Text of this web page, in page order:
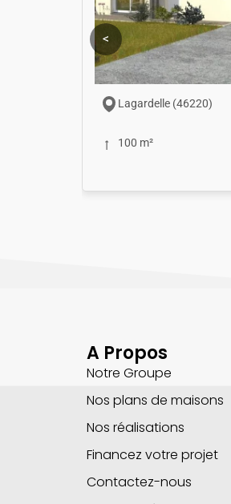
<
Lagardelle (46220)
100 m²
A Propos
Notre Groupe
Nos plans de maisons
Nos réalisations
Financez votre projet
Contactez-nous